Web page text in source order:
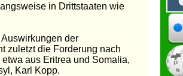
in Drittstaaten wie
der
zuletzt die Forderung nach
aus Eritrea und Somalia,
Karl Kopp.